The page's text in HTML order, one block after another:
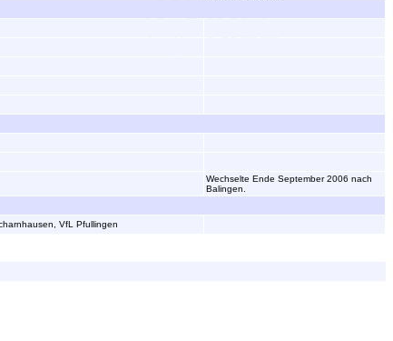
Wechselte Ende September 2006 nach
Balingen.
VfL Pfullingen